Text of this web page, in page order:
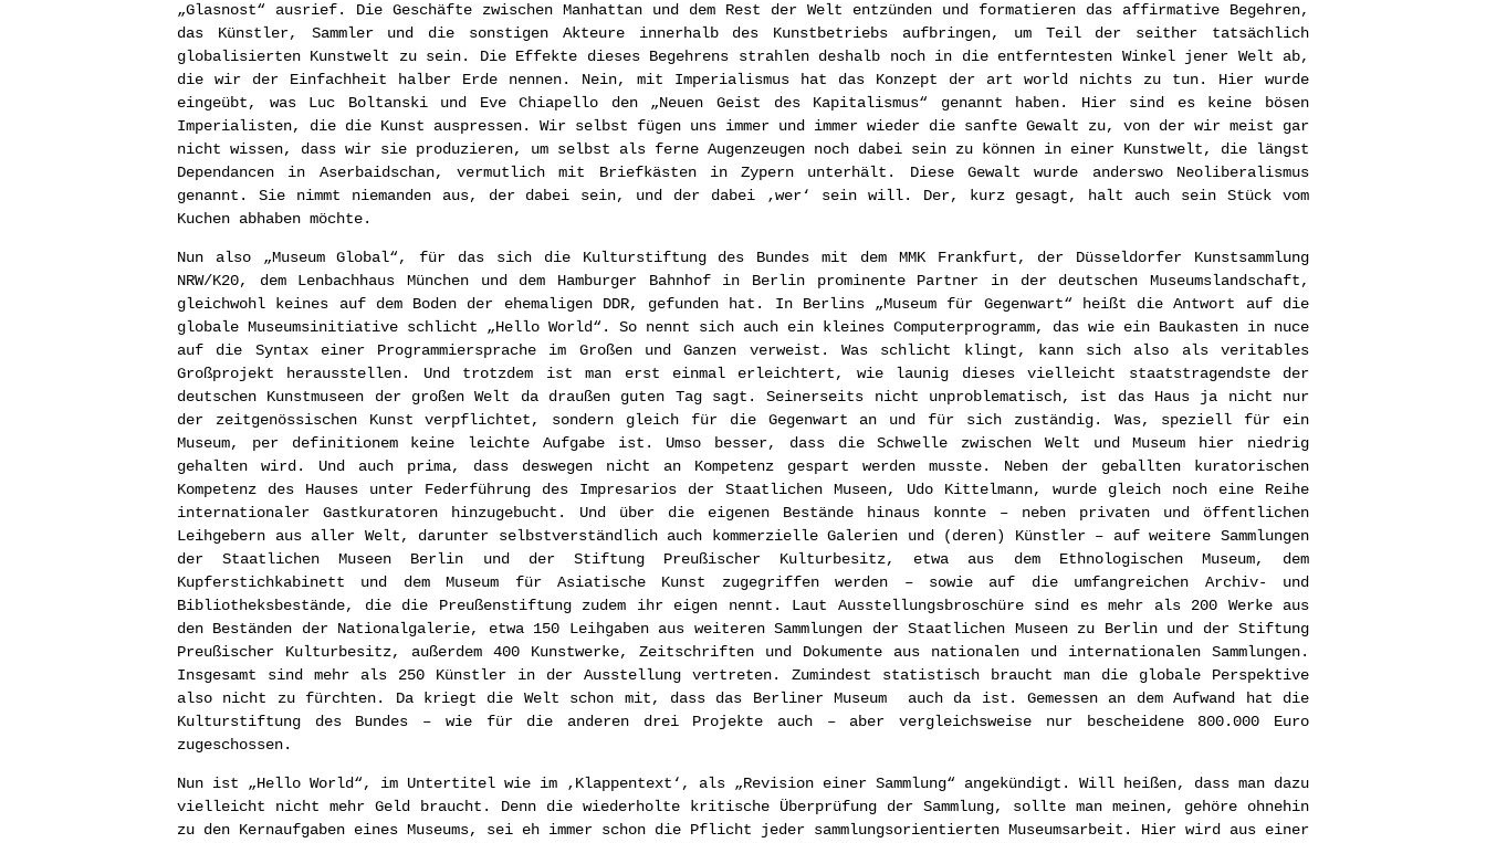
„Glasnost“ ausrief. Die Geschäfte zwischen Manhattan und dem Rest der Welt entzünden und formatieren das affirmative Begehren,
das Künstler, Sammler und die sonstigen Akteure innerhalb des Kunstbetriebs aufbringen, um Teil der seither tatsächlich
globalisierten Kunstwelt zu sein. Die Effekte dieses Begehrens strahlen deshalb noch in die entferntesten Winkel jener Welt ab,
die wir der Einfachheit halber Erde nennen. Nein, mit Imperialismus hat das Konzept der art world nichts zu tun. Hier wurde
eingeübt, was Luc Boltanski und Eve Chiapello den „Neuen Geist des Kapitalismus“ genannt haben. Hier sind es keine bösen
Imperialisten, die die Kunst auspressen. Wir selbst fügen uns immer und immer wieder die sanfte Gewalt zu, von der wir meist gar
nicht wissen, dass wir sie produzieren, um selbst als ferne Augenzeugen noch dabei sein zu können in einer Kunstwelt, die längst
Dependancen in Aserbaidschan, vermutlich mit Briefkästen in Zypern unterhält. Diese Gewalt wurde anderswo Neoliberalismus
genannt. Sie nimmt niemanden aus, der dabei sein, und der dabei ‚wer‘ sein will. Der, kurz gesagt, halt auch sein Stück vom
Kuchen abhaben möchte.
Nun also „Museum Global“, für das sich die Kulturstiftung des Bundes mit dem MMK Frankfurt, der Düsseldorfer Kunstsammlung
NRW/K20, dem Lenbachhaus München und dem Hamburger Bahnhof in Berlin prominente Partner in der deutschen Museumslandschaft,
gleichwohl keines auf dem Boden der ehemaligen DDR, gefunden hat. In Berlins „Museum für Gegenwart“ heißt die Antwort auf die
globale Museumsinitiative schlicht „Hello World“. So nennt sich auch ein kleines Computerprogramm, das wie ein Baukasten in nuce
auf die Syntax einer Programmiersprache im Großen und Ganzen verweist. Was schlicht klingt, kann sich also als veritables
Großprojekt herausstellen. Und trotzdem ist man erst einmal erleichtert, wie launig dieses vielleicht staatstragendste der
deutschen Kunstmuseen der großen Welt da draußen guten Tag sagt. Seinerseits nicht unproblematisch, ist das Haus ja nicht nur
der zeitgenössischen Kunst verpflichtet, sondern gleich für die Gegenwart an und für sich zuständig. Was, speziell für ein
Museum, per definitionem keine leichte Aufgabe ist. Umso besser, dass die Schwelle zwischen Welt und Museum hier niedrig
gehalten wird. Und auch prima, dass deswegen nicht an Kompetenz gespart werden musste. Neben der geballten kuratorischen
Kompetenz des Hauses unter Federführung des Impresarios der Staatlichen Museen, Udo Kittelmann, wurde gleich noch eine Reihe
internationaler Gastkuratoren hinzugebucht. Und über die eigenen Bestände hinaus konnte – neben privaten und öffentlichen
Leihgebern aus aller Welt, darunter selbstverständlich auch kommerzielle Galerien und (deren) Künstler – auf weitere Sammlungen
der Staatlichen Museen Berlin und der Stiftung Preußischer Kulturbesitz, etwa aus dem Ethnologischen Museum, dem
Kupferstichkabinett und dem Museum für Asiatische Kunst zugegriffen werden – sowie auf die umfangreichen Archiv- und
Bibliotheksbestände, die die Preußenstiftung zudem ihr eigen nennt. Laut Ausstellungsbroschüre sind es mehr als 200 Werke aus
den Beständen der Nationalgalerie, etwa 150 Leihgaben aus weiteren Sammlungen der Staatlichen Museen zu Berlin und der Stiftung
Preußischer Kulturbesitz, außerdem 400 Kunstwerke, Zeitschriften und Dokumente aus nationalen und internationalen Sammlungen.
Insgesamt sind mehr als 250 Künstler in der Ausstellung vertreten. Zumindest statistisch braucht man die globale Perspektive
also nicht zu fürchten. Da kriegt die Welt schon mit, dass das Berliner Museum auch da ist. Gemessen an dem Aufwand hat die
Kulturstiftung des Bundes – wie für die anderen drei Projekte auch – aber vergleichsweise nur bescheidene 800.000 Euro
zugeschossen.
Nun ist „Hello World“, im Untertitel wie im ‚Klappentext‘, als „Revision einer Sammlung“ angekündigt. Will heißen, dass man dazu
vielleicht nicht mehr Geld braucht. Denn die wiederholte kritische Überprüfung der Sammlung, sollte man meinen, gehöre ohnehin
zu den Kernaufgaben eines Museums, sei eh immer schon die Pflicht jeder sammlungsorientierten Museumsarbeit. Hier wird aus einer